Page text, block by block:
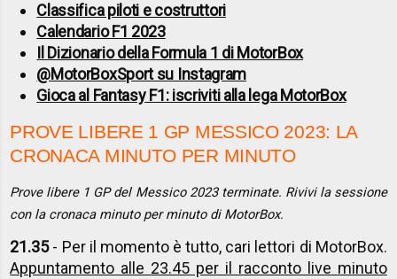
Classifica piloti e costruttori
Calendario F1 2023
Il Dizionario della Formula 1 di MotorBox
@MotorBoxSport su Instagram
Gioca al Fantasy F1: iscriviti alla lega MotorBox
PROVE LIBERE 1 GP MESSICO 2023: LA
CRONACA MINUTO PER MINUTO
Prove libere 1 GP del Messico 2023 terminate. Rivivi la sessione
con la cronaca minuto per minuto di MotorBox.
21.35- Per il momento è tutto, cari lettori di MotorBox.
Appuntamento alle 23.45 per il racconto live minuto